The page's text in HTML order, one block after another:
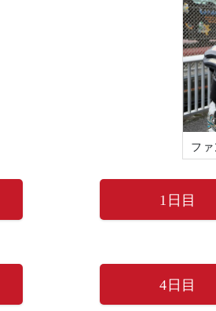
フ
1日目
4日目